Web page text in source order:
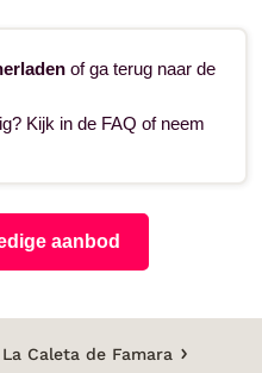
of ga terug naar de
Kijk in de FAQ of neem
aanbod
La Caleta de Famara